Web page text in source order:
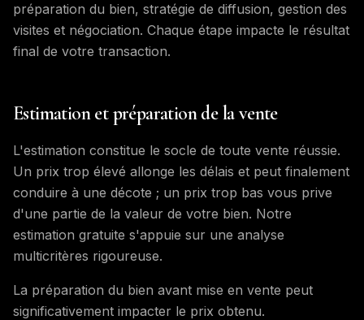
préparation du bien, stratégie de diffusion, gestion des
visites et négociation. Chaque étape impacte le résultat
final de votre transaction.
Estimation et préparation de la vente
L'estimation constitue le socle de toute vente réussie.
Un prix trop élevé allonge les délais et peut finalement
conduire à une décote ; un prix trop bas vous prive
d'une partie de la valeur de votre bien. Notre
estimation gratuite s'appuie sur une analyse
multicritères rigoureuse.
La préparation du bien avant mise en vente peut
significativement impacter le prix obtenu.